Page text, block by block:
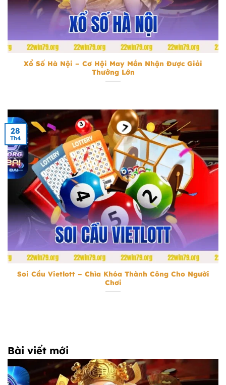
Xổ Số Hà Nội – Cơ Hội May Mắn Nhận Được Giải
Thưởng Lớn
Soi Cầu Vietlott
Soi Cầu Vietlott – Chìa Khóa Thành Công Cho Người
Chơi
28
Th4
Bài viết mới